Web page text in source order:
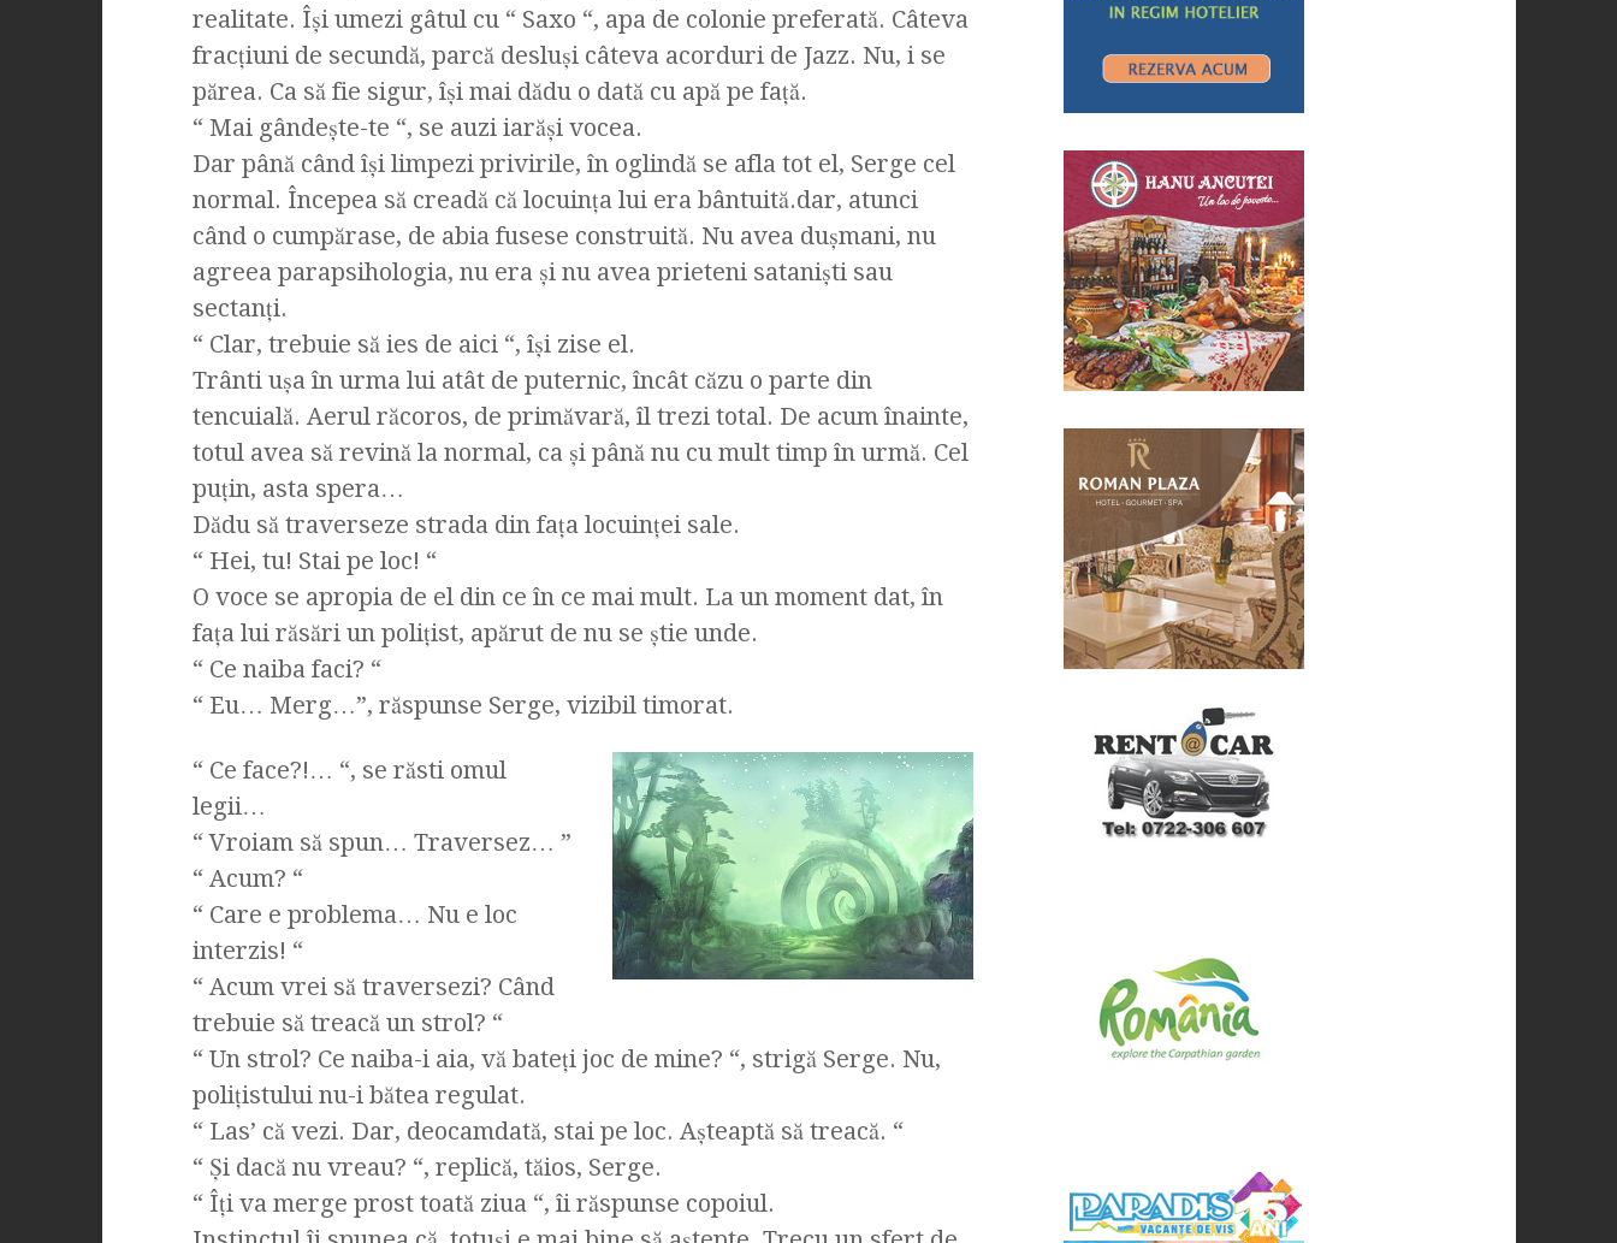
realitate. Îşi umezi gâtul cu “ Saxo “, apa de colonie preferată. Câteva
fracţiuni de secundă, parcă desluşi câteva acorduri de Jazz. Nu, i se
părea. Ca să fie sigur, îşi mai dădu o dată cu apă pe faţă.
“ Mai gândeşte-te “, se auzi iarăşi vocea.
Dar până când îşi limpezi privirile, în oglindă se afla tot el, Serge cel
normal. Începea să creadă că locuinţa lui era bântuită.dar, atunci
când o cumpărase, de abia fusese construită. Nu avea duşmani, nu
agreea parapsihologia, nu era şi nu avea prieteni satanişti sau
sectanţi.
“ Clar, trebuie să ies de aici “, îşi zise el.
Trânti uşa în urma lui atât de puternic, încât căzu o parte din
tencuială. Aerul răcoros, de primăvară, îl trezi total. De acum înainte,
totul avea să revină la normal, ca şi până nu cu mult timp în urmă. Cel
puţin, asta spera…
Dădu să traverseze strada din faţa locuinţei sale.
“ Hei, tu! Stai pe loc! “
O voce se apropia de el din ce în ce mai mult. La un moment dat, în
faţa lui răsări un poliţist, apărut de nu se ştie unde.
“ Ce naiba faci? “
“ Eu… Merg…”, răspunse Serge, vizibil timorat.
“ Ce face?!… “, se răsti omul
legii…
“ Vroiam să spun… Traversez… ”
“ Acum? “
“ Care e problema… Nu e loc
interzis! “
“ Acum vrei să traversezi? Când
trebuie să treacă un strol? “
“ Un strol? Ce naiba-i aia, vă bateţi joc de mine? “, strigă Serge. Nu,
poliţistului nu-i bătea regulat.
“ Las’ că vezi. Dar, deocamdată, stai pe loc. Aşteaptă să treacă. “
“ Şi dacă nu vreau? “, replică, tăios, Serge.
“ Îţi va merge prost toată ziua “, îi răspunse copoiul.